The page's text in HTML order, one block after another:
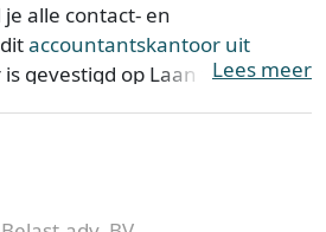
alle contact- en
accountantskantoor uit
gevestigd op Laan van Zuid
KvK-nummer 17171188.
Lees meer